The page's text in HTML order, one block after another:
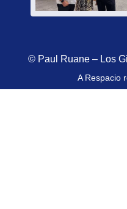
© Paul Ruane – Los
A Respacio